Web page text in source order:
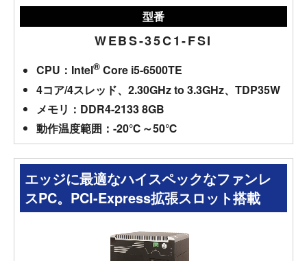
型番
WEBS-35C1-FSI
CPU：Intel® Core i5-6500TE
4コア/4スレッド、2.30GHz to 3.3GHz、TDP35W
メモリ：DDR4-2133 8GB
動作温度範囲：-20℃～50℃
エッジに最適なハイスペックなファンレ
スPC。PCI-Express拡張スロット搭載